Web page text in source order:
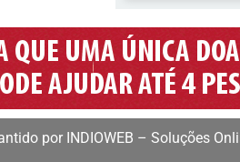
por INDIOWEB – Soluções